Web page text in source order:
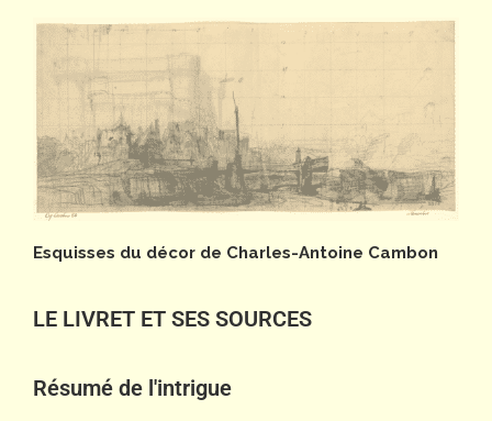
Esquisses du décor de Charles-Antoine Cambon
LE LIVRET ET SES SOURCES
Résumé de l'intrigue